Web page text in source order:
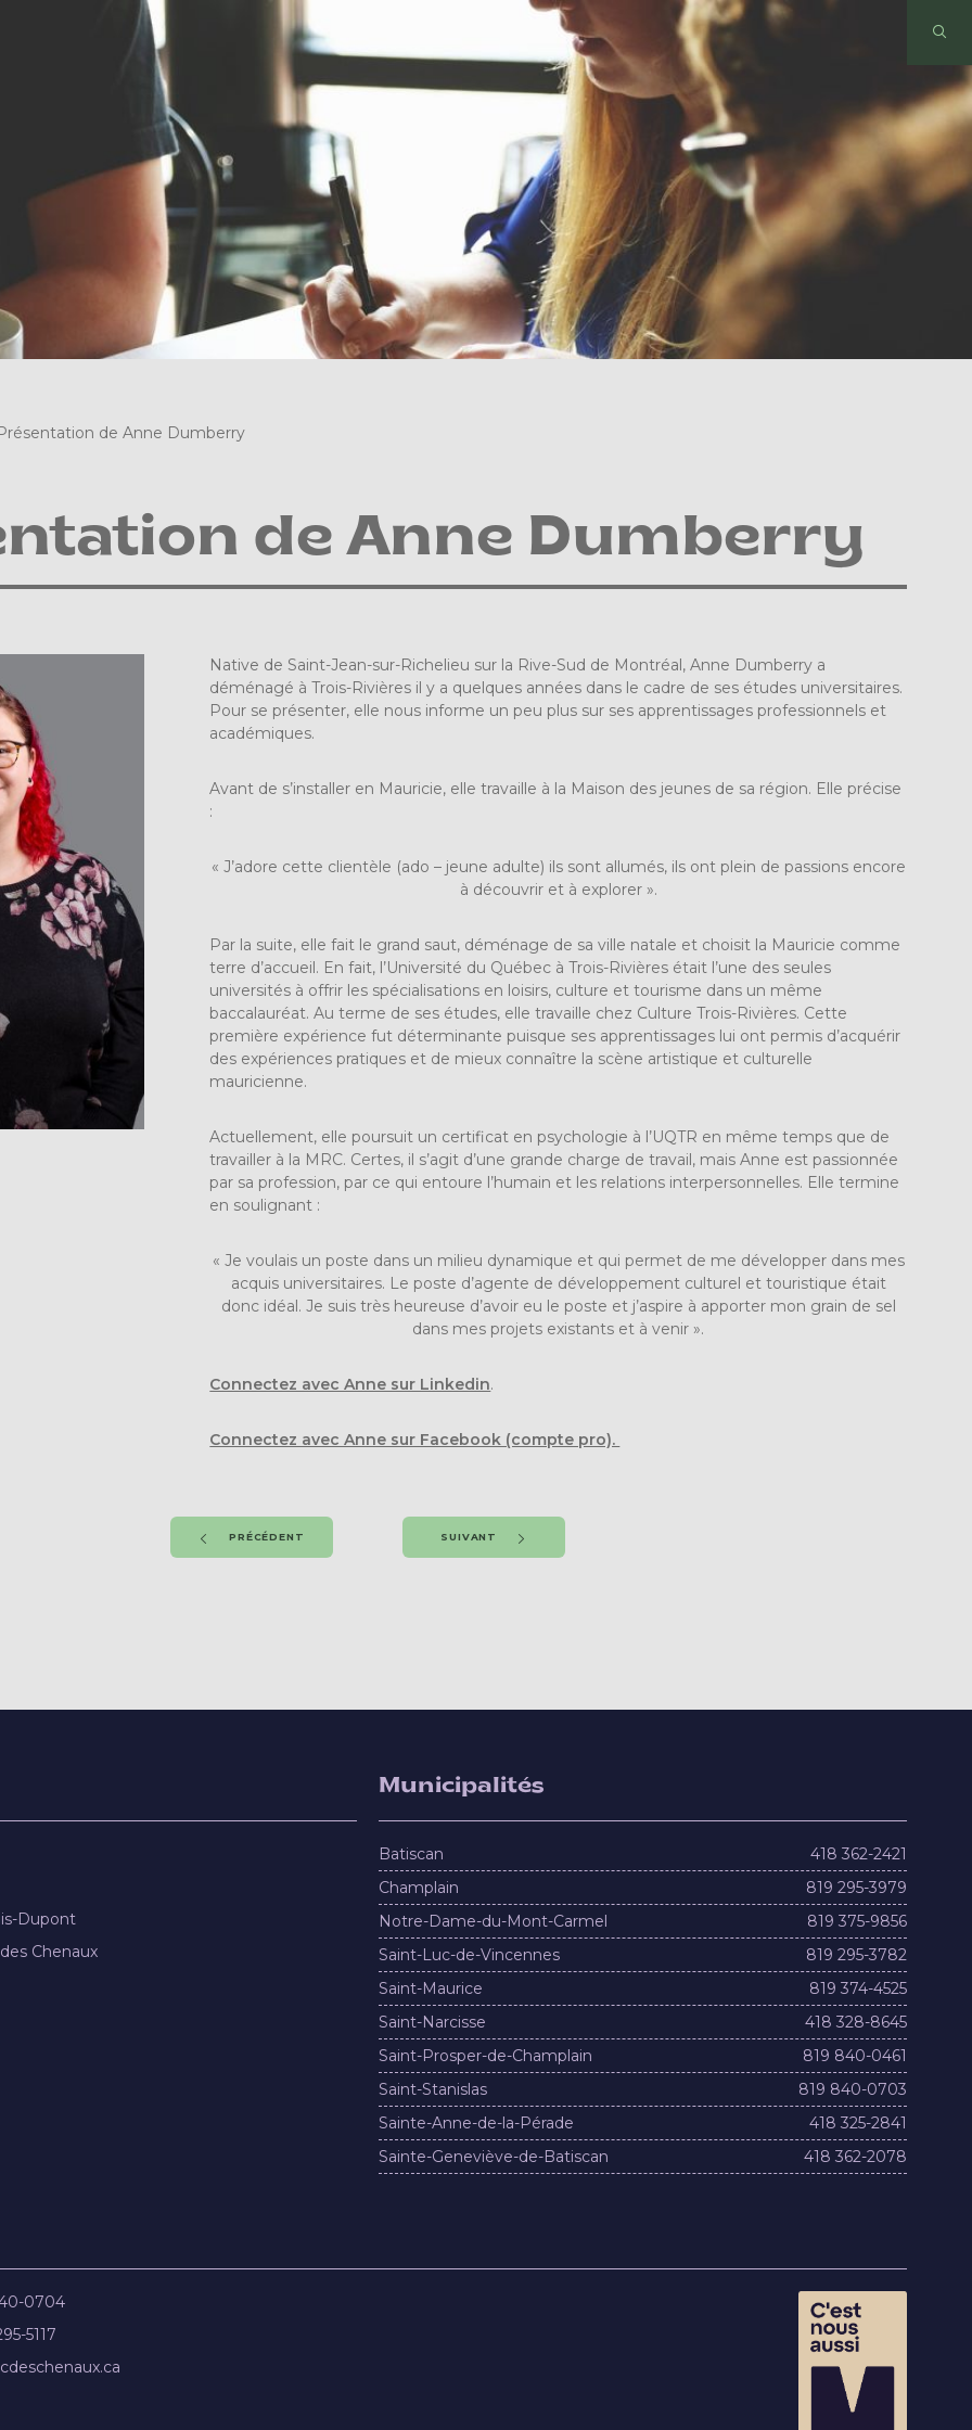
Présentation de Anne Dumberry
de Anne Dumberry
Native de Saint-Jean-sur-Richelieu sur la Rive-Sud de Montréal, Anne Dumberry a
déménagé à Trois-Rivières il y a quelques années dans le cadre de ses études universitaires.
Pour se présenter, elle nous informe un peu plus sur ses apprentissages professionnels et
académiques.
Avant de s’installer en Mauricie, elle travaille à la Maison des jeunes de sa région. Elle précise
:
« J’adore cette clientèle (ado – jeune adulte) ils sont allumés, ils ont plein de passions encore
à découvrir et à explorer ».
Par la suite, elle fait le grand saut, déménage de sa ville natale et choisit la Mauricie comme
terre d’accueil. En fait, l’Université du Québec à Trois-Rivières était l’une des seules
universités à offrir les spécialisations en loisirs, culture et tourisme dans un même
baccalauréat. Au terme de ses études, elle travaille chez Culture Trois-Rivières. Cette
première expérience fut déterminante puisque ses apprentissages lui ont permis d’acquérir
des expériences pratiques et de mieux connaître la scène artistique et culturelle
mauricienne.
Actuellement, elle poursuit un certificat en psychologie à l’UQTR en même temps que de
travailler à la MRC. Certes, il s’agit d’une grande charge de travail, mais Anne est passionnée
par sa profession, par ce qui entoure l’humain et les relations interpersonnelles. Elle termine
en soulignant :
« Je voulais un poste dans un milieu dynamique et qui permet de me développer dans mes
acquis universitaires. Le poste d’agente de développement culturel et touristique était
donc idéal. Je suis très heureuse d’avoir eu le poste et j’aspire à apporter mon grain de sel
dans mes projets existants et à venir ».
Connectez avec Anne sur Linkedin.
Connectez avec Anne sur Facebook (compte pro).
PRÉCÉDENT SUIVANT
Dupont
Chenaux
Municipalités
Batiscan
418 362-2421
Champlain
819 295-3979
Notre-Dame-du-Mont-Carmel
819 375-9856
Saint-Luc-de-Vincennes
819 295-3782
Saint-Maurice
819 374-4525
Saint-Narcisse
418 328-8645
Saint-Prosper-de-Champlain
819 840-0461
Saint-Stanislas
819 840-0703
Sainte-Anne-de-la-Pérade
418 325-2841
Sainte-Geneviève-de-Batiscan
418 362-2078
0704
5117